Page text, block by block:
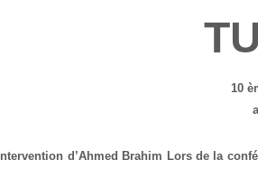
10
Intervention d’Ahmed Brahim Lors de la